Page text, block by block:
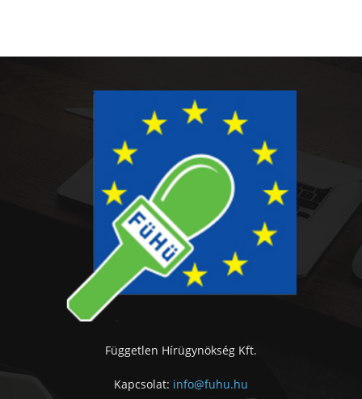
Független Hírügynökség Kft.
Kapcsolat: info@fuhu.hu